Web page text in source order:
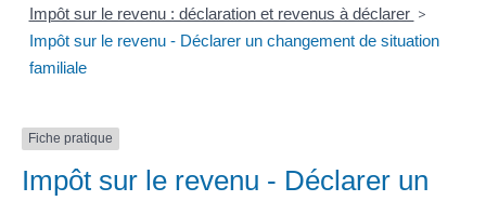
Impôt sur le revenu : déclaration et revenus à déclarer >
Impôt sur le revenu - Déclarer un changement de situation
familiale
Fiche pratique
Impôt sur le revenu - Déclarer un